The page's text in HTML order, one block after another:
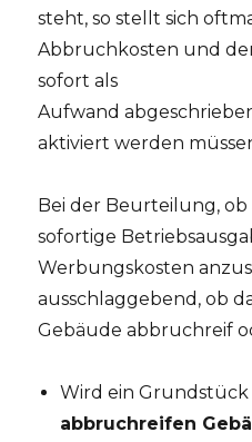
steht, so stellt sich
Abbruchkosten und
sofort als
Aufwand
aktiviert werden
Bei der Beurteilung, ob
sofortige
Werbungskosten
ausschlaggebend, ob
Gebäude abbruchreif
Wird ein Grundstück
abbruchreifen